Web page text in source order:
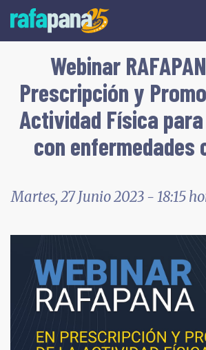
Webinar
Prescripción y
Actividad Física
con enfermedades
Martes, 27 Junio 2023 - 18:15